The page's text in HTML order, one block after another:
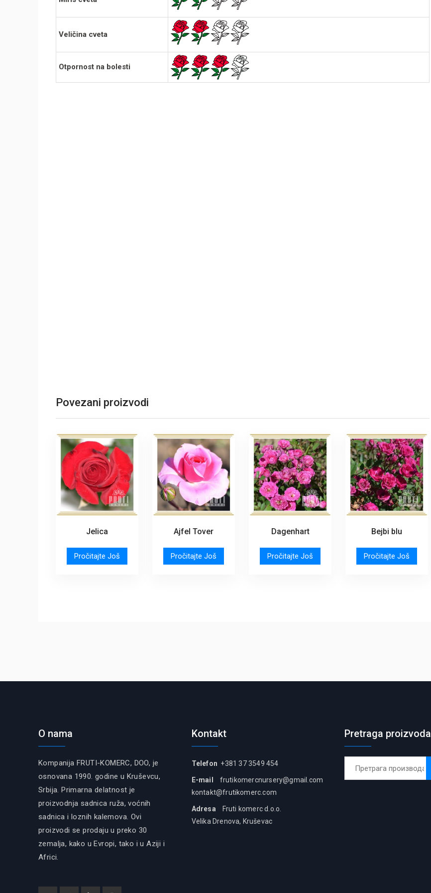
Veličina cveta
Otpornost na bolesti
Povezani proizvodi
Jelica
Pročitajte Još
Ajfel Tover
Pročitajte Još
Dagenhart
Pročitajte Još
Bejbi blu
Pročitajte Još
O nama
Kompanija FRUTI-KOMERC, DOO, je
osnovana 1990. godine u Kruševcu,
Srbija. Primarna delatnost je
proizvodnja sadnica ruža, voćnih
sadnica i loznih kalemova. Ovi
proizvodi se prodaju u preko 30
zemalja, kako u Evropi, tako i u Aziji i
Africi.
Kontakt
Telefon +381 37 3549 454
E-mail
frutikomercnursery@gmail.com
kontakt@frutikomerc.com
Adresa Fruti komerc d.o.o.
Velika Drenova, Kruševac
Pretraga proizvoda